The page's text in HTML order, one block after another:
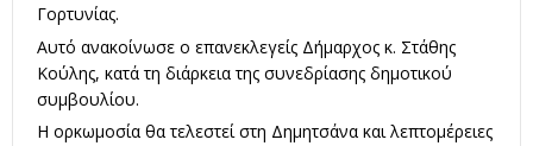
Γορτυνίας.
Αυτό ανακοίνωσε ο επανεκλεγείς Δήμαρχος κ. Στάθης
Κούλης, κατά τη διάρκεια της συνεδρίασης δημοτικού
συμβουλίου.
Η ορκωμοσία θα τελεστεί στη Δημητσάνα και λεπτομέρειες